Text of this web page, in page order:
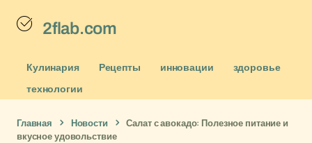
2flab.com
Кулинария Рецепты инновации
здоровье
технологии
Главная Новости
Салат с авокадо: Полезное питание и
вкусное удовольствие